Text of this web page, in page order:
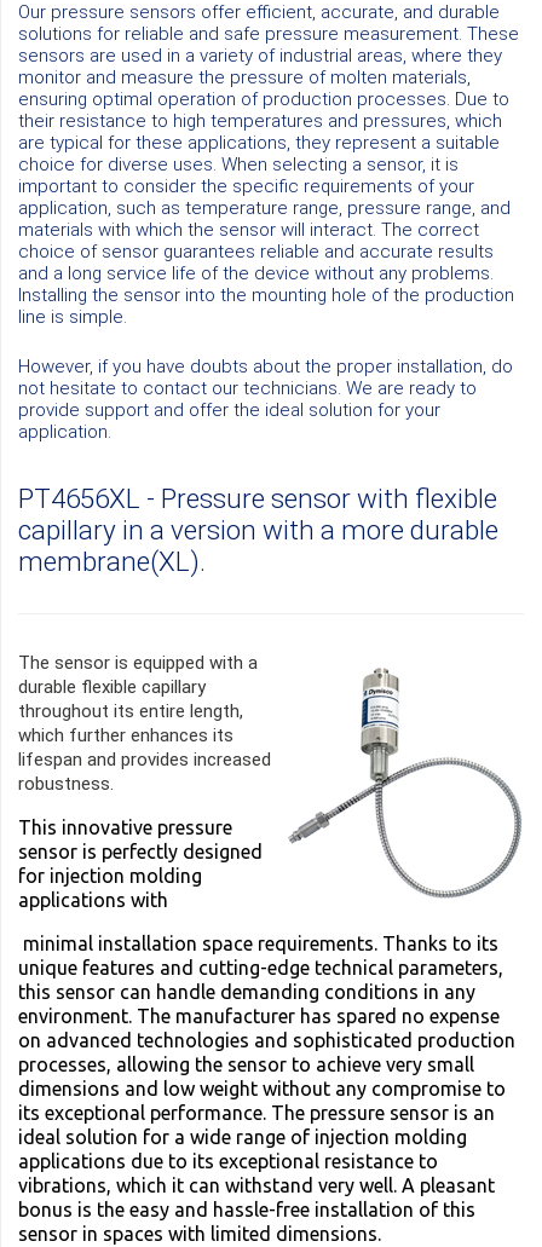
Our pressure sensors offer efficient, accurate, and durable
solutions for reliable and safe pressure measurement. These
sensors are used in a variety of industrial areas, where they
monitor and measure the pressure of molten materials,
ensuring optimal operation of production processes. Due to
their resistance to high temperatures and pressures, which
are typical for these applications, they represent a suitable
choice for diverse uses. When selecting a sensor, it is
important to consider the specific requirements of your
application, such as temperature range, pressure range, and
materials with which the sensor will interact. The correct
choice of sensor guarantees reliable and accurate results
and a long service life of the device without any problems.
Installing the sensor into the mounting hole of the production
line is simple.
However, if you have doubts about the proper installation, do
not hesitate to contact our technicians. We are ready to
provide support and offer the ideal solution for your
application.
PT4656XL - Pressure sensor with flexible
capillary in a version with a more durable
membrane(XL).
The sensor is equipped with a
durable flexible capillary
throughout its entire length,
which further enhances its
lifespan and provides increased
robustness.
This innovative pressure
sensor is perfectly designed
for injection molding
applications with
minimal installation space requirements. Thanks to its
unique features and cutting-edge technical parameters,
this sensor can handle demanding conditions in any
environment. The manufacturer has spared no expense
on advanced technologies and sophisticated production
processes, allowing the sensor to achieve very small
dimensions and low weight without any compromise to
its exceptional performance. The pressure sensor is an
ideal solution for a wide range of injection molding
applications due to its exceptional resistance to
vibrations, which it can withstand very well. A pleasant
bonus is the easy and hassle-free installation of this
sensor in spaces with limited dimensions.